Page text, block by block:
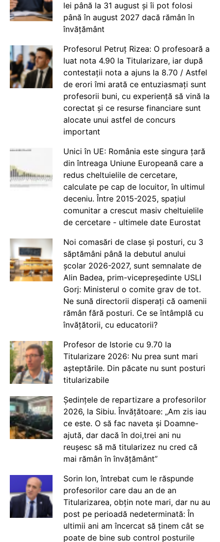
lei până la 31 august și îi pot folosi
până în august 2027 dacă rămân în
învățământ
Profesorul Petruț Rizea: O profesoară a
luat nota 4.90 la Titularizare, iar după
contestații nota a ajuns la 8.70 / Astfel
de erori îmi arată ce entuziasmați sunt
profesorii buni, cu experiență să vină la
corectat și ce resurse financiare sunt
alocate unui astfel de concurs
important
Unici în UE: România este singura țară
din întreaga Uniune Europeană care a
redus cheltuielile de cercetare,
calculate pe cap de locuitor, în ultimul
deceniu. Între 2015-2025, spațiul
comunitar a crescut masiv cheltuielile
de cercetare - ultimele date Eurostat
Noi comasări de clase și posturi, cu 3
săptămâni până la debutul anului
școlar 2026-2027, sunt semnalate de
Alin Badea, prim-vicepreședinte USLI
Gorj: Ministerul o comite grav de tot.
Ne sună directorii disperați că oamenii
rămân fără posturi. Ce se întâmplă cu
învățătorii, cu educatorii?
Profesor de Istorie cu 9.70 la
Titularizare 2026: Nu prea sunt mari
așteptările. Din păcate nu sunt posturi
titularizabile
Ședințele de repartizare a profesorilor
2026, la Sibiu. Învățătoare: „Am zis iau
ce este. O să fac naveta și Doamne-
ajută, dar dacă în doi,trei ani nu
reușesc să mă titularizez nu cred că
mai rămân în învățământ”
Sorin Ion, întrebat cum le răspunde
profesorilor care dau an de an
Titularizarea, obțin note mari, dar nu au
post pe perioadă nedeterminată: În
ultimii ani am încercat să ținem cât se
poate de bine sub control posturile